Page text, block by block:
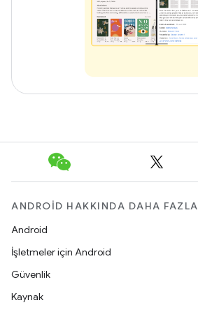
ANDROID HAKKINDA DAHA FAZLA
Android
İşletmeler için Android
Güvenlik
Kaynak